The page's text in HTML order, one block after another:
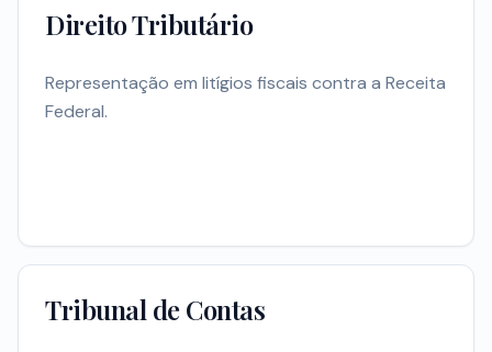
Direito Tributário
Representação em litígios fiscais contra a Receita
Federal.
Tribunal de Contas